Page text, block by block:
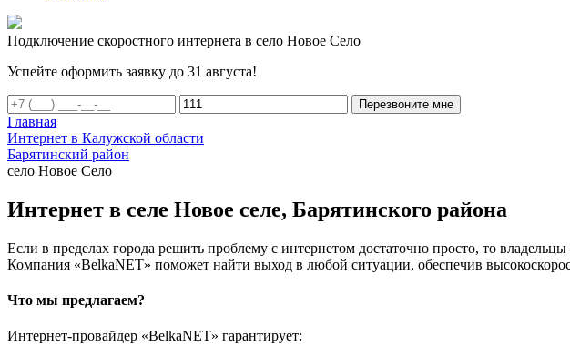
Подключение скоростного интернета в село Новое Село
Успейте оформить заявку до 31 августа!
Перезвоните мне
Главная
Интернет в Калужской области
Барятинский район
село Новое Село
Интернет в селе Новое селе, Барятинского района
Если в пределах города решить проблему с интернетом достаточно просто, то
Компания «BelkaNET» поможет найти выход в любой ситуации, обеспечив
Что мы предлагаем?
Интернет-провайдер «BelkaNET» гарантирует: